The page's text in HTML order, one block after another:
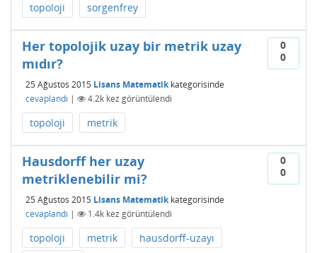
topoloji sorgenfrey
0
0
Her topolojik uzay bir metrik uzay
mıdır?
25 Ağustos 2015 Lisans Matematikkategorisinde
cevaplandı | 4.2k kez görüntülendi
topoloji metrik
0
0
Hausdorff her uzay
metriklenebilir mi?
25 Ağustos 2015 Lisans Matematikkategorisinde
cevaplandı | 1.4k kez görüntülendi
topoloji metrik
hausdorff-uzayı